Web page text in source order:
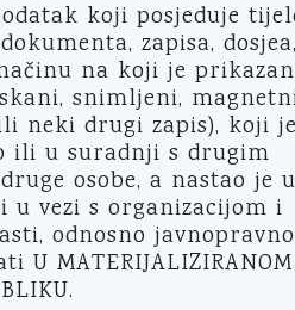
koji posjeduje
zapisa,
na koji je prikazan
snimljeni,
neki drugi zapis), koji
ili u suradnji s drugim
osobe, a nastao je u
vezi s organizacijom i
odnosno javnopravno
U MATERIJALIZIRANOM